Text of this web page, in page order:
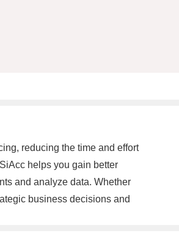
reducing the time and effort
helps you gain better
and analyze data. Whether
business decisions and